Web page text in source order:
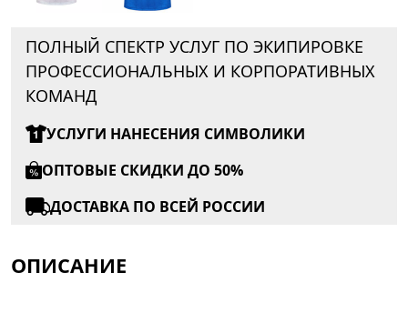
ПОЛНЫЙ СПЕКТР УСЛУГ ПО ЭКИПИРОВКЕ
ПРОФЕССИОНАЛЬНЫХ И КОРПОРАТИВНЫХ
КОМАНД
УСЛУГИ НАНЕСЕНИЯ СИМВОЛИКИ
ОПТОВЫЕ СКИДКИ ДО 50%
ДОСТАВКА ПО ВСЕЙ РОССИИ
ОПИСАНИЕ